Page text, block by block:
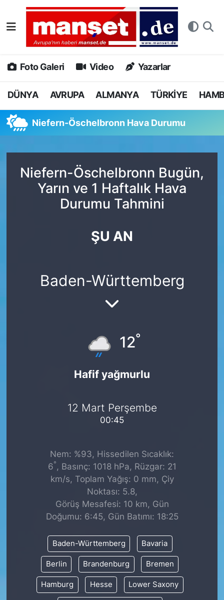
Foto Galeri Video Yazarlar
DÜNYA AVRUPA ALMANYA TÜRKİYE
Niefern-Öschelbronn Hava Durumu
Niefern-Öschelbronn Bugün,
Yarın ve 1 Haftalık Hava
Durumu Tahmini
ŞU AN
Baden-Württemberg
12°
Hafif yağmurlu
12 Mart Perşembe
00:45
Nem: %93, Hissedilen Sıcaklık:
6° , Basınç: 1018 hPa, Rüzgar: 21
km/s, Toplam Yağış: 0 mm, Çiy
Noktası: 5.8,
Görüş Mesafesi: 10 km, Gün
Doğumu: 6:45, Gün Batımı: 18:25
Baden-Württemberg Bavaria
Berlin Brandenburg Bremen
Hamburg Hesse Lower Saxony
DÜNYA
AVRUPA
ALMANYA
SPOR
DEUTSCH
Nöbetçi Eczaneler
Hava Durumu
Namaz Vakitleri
Tüm Manşetler
Son Dakika Haberleri